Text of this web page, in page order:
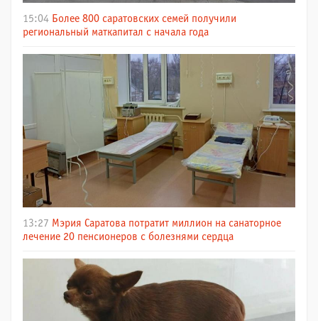
15:04 Более 800 саратовских семей получили
региональный маткапитал с начала года
13:27 Мэрия Саратова потратит миллион на санаторное
лечение 20 пенсионеров с болезнями сердца